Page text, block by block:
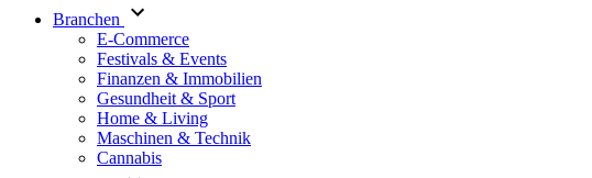
Branchen
E-Commerce
Festivals & Events
Finanzen & Immobilien
Gesundheit & Sport
Home & Living
Maschinen & Technik
Cannabis